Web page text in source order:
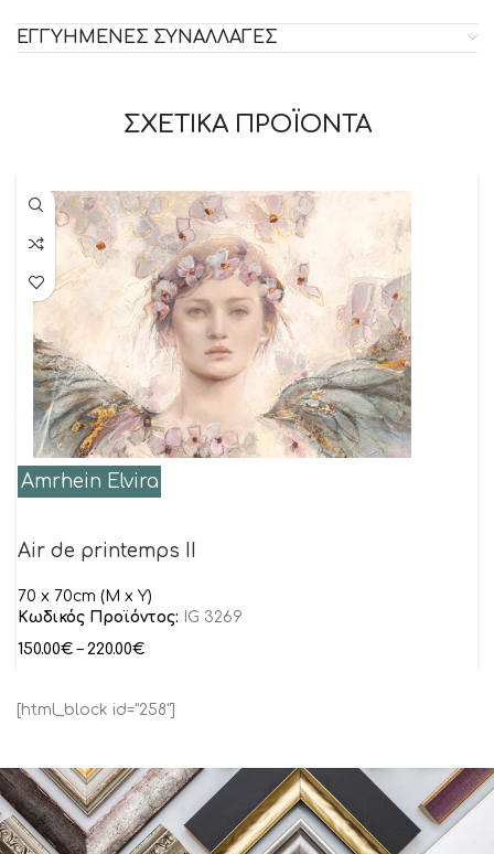
ΕΓΓΥΗΜΕΝΕΣ ΣΥΝΑΛΛΑΓΕΣ
ΣΧΕΤΙΚΑ ΠΡΟΪΟΝΤΑ
Amrhein Elvira
Air de printemps II
70 x 70cm (M x Y)
Κωδικός Προϊόντος:
IG 3269
150.00€ – 220.00€
[html_block id="258"]